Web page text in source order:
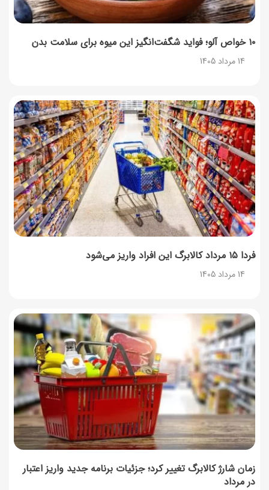
۱۰ خواص آلو؛ فواید شگفت‌انگیز این میوه برای سلامت بدن
14 مرداد 1405
فردا ۱۵ مرداد کالابرگ این افراد واریز می‌شود
14 مرداد 1405
زمان شارژ کالابرگ تغییر کرد؛ جزئیات برنامه جدید واریز اعتبار
در مرداد